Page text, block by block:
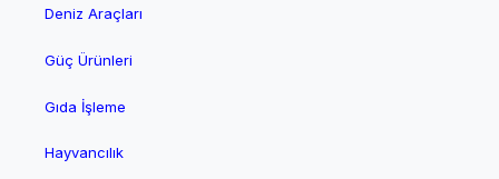
Deniz Araçları
Güç Ürünleri
Gıda İşleme
Hayvancılık